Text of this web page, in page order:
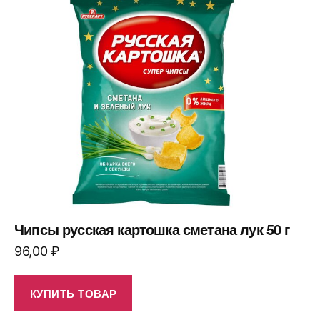
Чипсы русская картошка сметана лук 50 г
96,00₽
КУПИТЬ ТОВАР